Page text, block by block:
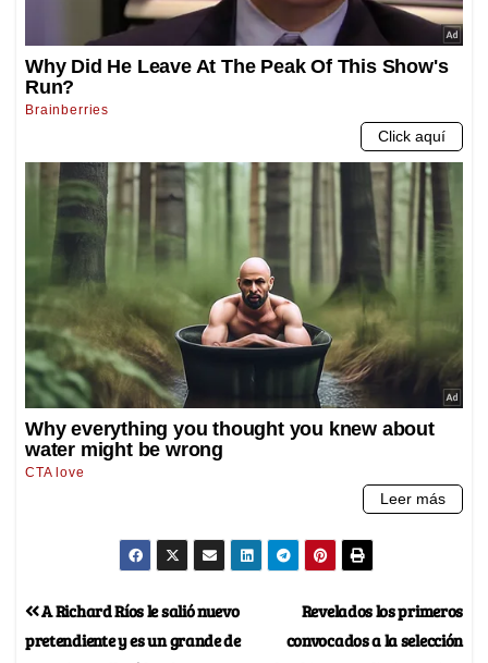
Revelados los primeros
convocados a la selección
A Richard Ríos le salió nuevo
pretendiente y es un grande de